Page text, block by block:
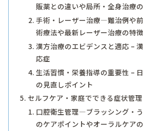
販薬との違いや局所・全身治療
手術・レーザー治療―難治例や
術療法や最新レーザー治療の特徴
漢方治療のエビデンスと適応 –
応症
生活習慣・栄養指導の重要性 –
の見直しポイント
セルフケア・家庭でできる症状管
口腔衛生管理―ブラッシング・
のケアポイントやオーラルケア